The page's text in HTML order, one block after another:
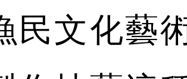
民文化藝